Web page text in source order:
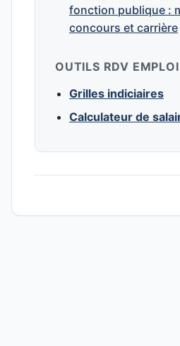
fonction publique :
concours et carrière
OUTILS RDV
Grilles indiciaires
Calculateur de